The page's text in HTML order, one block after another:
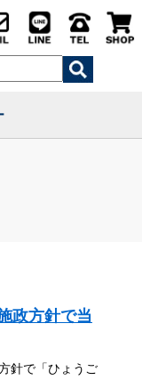
政方針で当
針で「ひょうご